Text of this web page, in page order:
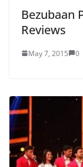
Bezubaan
Reviews
May 7, 2015 0